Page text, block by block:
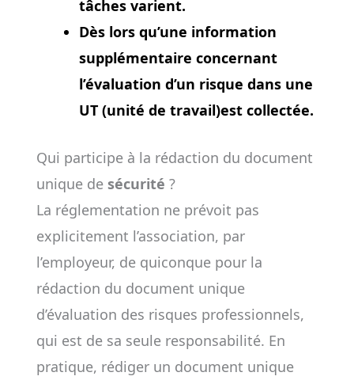
tâches varient.
Dès lors qu’une information
supplémentaire concernant
l’évaluation d’un risque dans une
UT (unité de travail)est collectée.
Qui participe à la rédaction du document
unique de sécurité ?
La réglementation ne prévoit pas
explicitement l’association, par
l’employeur, de quiconque pour la
rédaction du document unique
d’évaluation des risques professionnels,
qui est de sa seule responsabilité. En
pratique, rédiger un document unique